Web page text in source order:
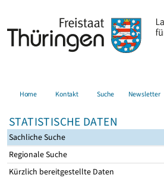
Home Kontakt Suche Newsletter
STATISTISCHE DATEN
Sachliche Suche
Regionale Suche
Kürzlich bereitgestellte Daten